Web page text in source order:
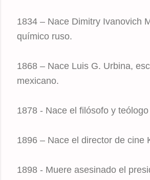
1834 – Nace Dimitry Ivanovich
químico ruso.
1868 – Nace Luis G. Urbina,
mexicano.
1878 - Nace el filósofo y
1896 – Nace el director de cine
1898 - Muere asesinado el